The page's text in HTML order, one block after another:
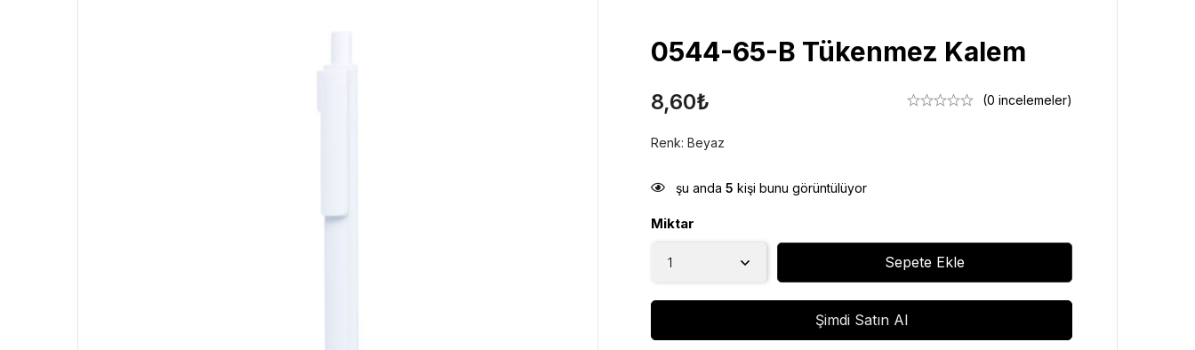
0544-65-B Tükenmez Kalem
8,60₺ (0 incelemeler)
Renk: Beyaz
şu anda 5 kişi bunu görüntülüyor
Miktar
Sepete Ekle
Şimdi Satın Al